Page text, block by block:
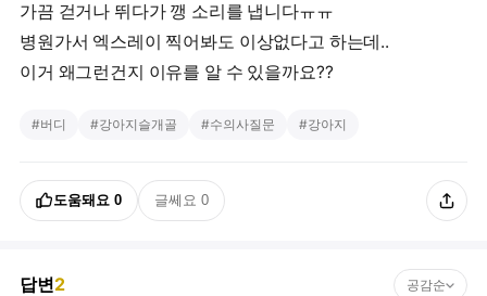
가끔 걷거나 뛰다가 깽 소리를 냅니다ㅠㅠ
병원가서 엑스레이 찍어봐도 이상없다고 하는데..
이거 왜그런건지 이유를 알 수 있을까요??
#버디 #강아지슬개골 #수의사질문 #강아지
도움돼요 0 글쎄요 0
답변2 공감순